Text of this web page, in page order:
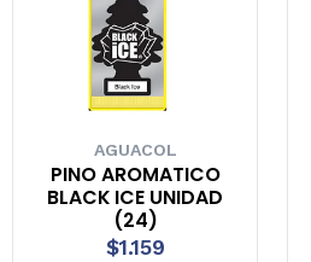
AGUACOL
PINO AROMATICO
BLACK ICE UNIDAD
(24)
$1.159